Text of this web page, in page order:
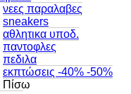
νεες παραλαβες
sneakers
αθλητικα υποδ.
παντοφλες
πεδιλα
εκπτώσεις -40% -50%
Πίσω